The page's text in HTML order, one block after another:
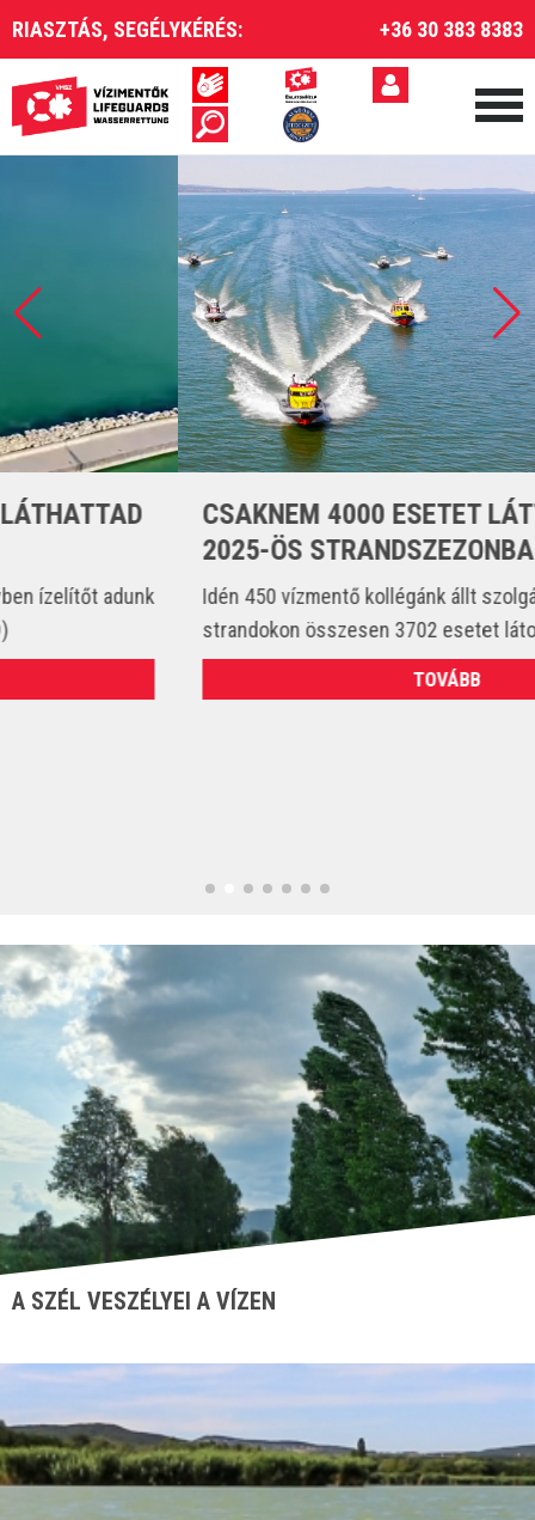
RIASZTÁS, SEGÉLYKÉRÉS: +36 30 383 8383
CSAKNEM 4000 ESETET LÁTTUNK EL A
2025-ÖS STRANDSZEZONBAN
Idén 450 vízmentő kollégánk állt szolgálatba és csak a
strandokon összesen 3702 esetet látott el. (VIDEÓ)
A SZÉL VESZÉLYEI A VÍZEN